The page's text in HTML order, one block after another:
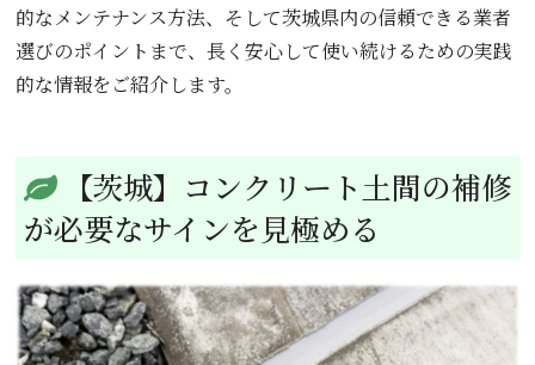
的なメンテナンス方法、そして茨城県内の信頼できる業者
選びのポイントまで、長く安心して使い続けるための実践
的な情報をご紹介します。
【茨城】コンクリート土間の補修
が必要なサインを見極める